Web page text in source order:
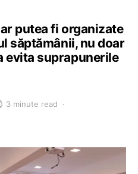
putea fi organizate
săptămânii, nu doar
evita suprapunerile
3 minute read